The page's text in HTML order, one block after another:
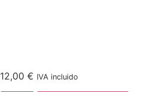
12,00 € IVA incluido